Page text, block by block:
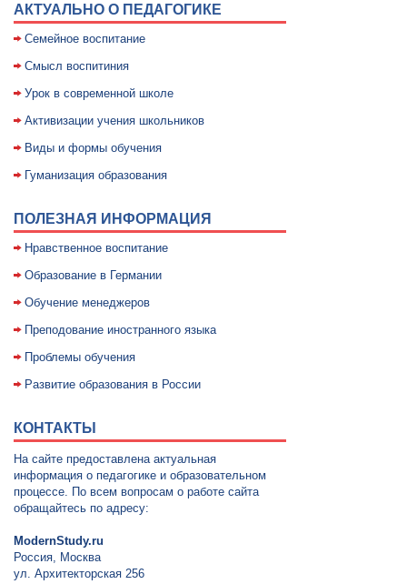
АКТУАЛЬНО О ПЕДАГОГИКЕ
Семейное воспитание
Смысл воспитиния
Уpок в совpеменной школе
Активизации учения школьников
Виды и формы обучения
Гуманизация образования
ПОЛЕЗНАЯ ИНФОРМАЦИЯ
Нравственное воспитание
Образование в Германии
Обучение менеджеров
Преподование иностранного языка
Проблемы обучения
Развитие образования в России
КОНТАКТЫ
На сайте предоставлена актуальная
информация о педагогике и образовательном
процессе. По всем вопросам о работе сайта
обращайтесь по адресу:
ModernStudy.ru
Россия, Москва
ул. Архитекторская 256